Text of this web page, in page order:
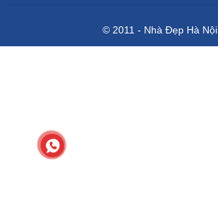
© 2011 - Nhà Đẹp Hà Nội